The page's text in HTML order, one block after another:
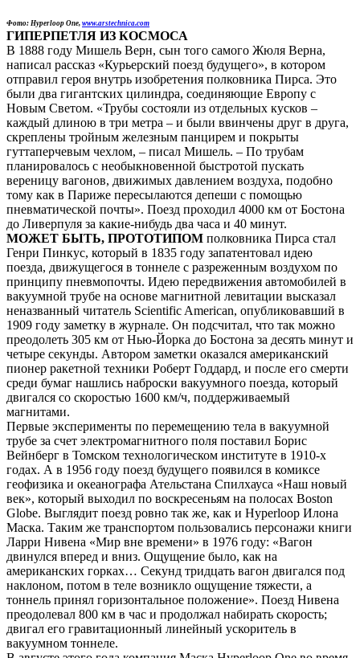
Фото: Hyperloop One, www.arstechnica.com
ГИПЕРПЕТЛЯ ИЗ КОСМОСА
В 1888 году Мишель Верн, сын того самого Жюля Верна,
написал рассказ «Курьерский поезд будущего», в котором
отправил героя внутрь изобретения полковника Пирса. Это
были два гигантских цилиндра, соединяющие Европу с
Новым Светом. «Трубы состояли из отдельных кусков –
каждый длиною в три метра – и были ввинчены друг в друга,
скреплены тройным железным панцирем и покрыты
гуттаперчевым чехлом, – писал Мишель. – По трубам
планировалось с необыкновенной быстротой пускать
вереницу вагонов, движимых давлением воздуха, подобно
тому как в Париже пересылаются депеши с помощью
пневматической почты». Поезд проходил 4000 км от Бостона
до Ливерпуля за какие-нибудь два часа и 40 минут.
МОЖЕТ БЫТЬ, ПРОТОТИПОМ полковника Пирса стал
Генри Пинкус, который в 1835 году запатентовал идею
поезда, движущегося в тоннеле с разреженным воздухом по
принципу пневмопочты. Идею передвижения автомобилей в
вакуумной трубе на основе магнитной левитации высказал
неназванный читатель Scientific American, опубликовавший в
1909 году заметку в журнале. Он подсчитал, что так можно
преодолеть 305 км от Нью-Йорка до Бостона за десять минут и
четыре секунды. Автором заметки оказался американский
пионер ракетной техники Роберт Годдард, и после его смерти
среди бумаг нашлись наброски вакуумного поезда, который
двигался со скоростью 1600 км/ч, поддерживаемый
магнитами.
Первые эксперименты по перемещению тела в вакуумной
трубе за счет электромагнитного поля поставил Борис
Вейнберг в Томском технологическом институте в 1910-х
годах. А в 1956 году поезд будущего появился в комиксе
геофизика и океанографа Ательстана Спилхауса «Наш новый
век», который выходил по воскресеньям на полосах Boston
Globe. Выглядит поезд ровно так же, как и Hyperloop Илона
Маска. Таким же транспортом пользовались персонажи книги
Ларри Нивена «Мир вне времени» в 1976 году: «Вагон
двинулся вперед и вниз. Ощущение было, как на
американских горках… Секунд тридцать вагон двигался под
наклоном, потом в теле возникло ощущение тяжести, а
тоннель принял горизонтальное положение». Поезд Нивена
преодолевал 800 км в час и продолжал набирать скорость;
двигал его гравитационный линейный ускоритель в
вакуумном тоннеле.